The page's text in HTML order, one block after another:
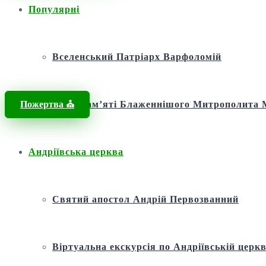
Популярні
Вселенський Патріарх Варфоломій
Фонд пам’яті Блаженнішого
Андріївська церква
Святий апостол Андрій Первозванний
Віртуальна екскурсія по Андріївській
Пожертва ⛪️
Головна / Новини /